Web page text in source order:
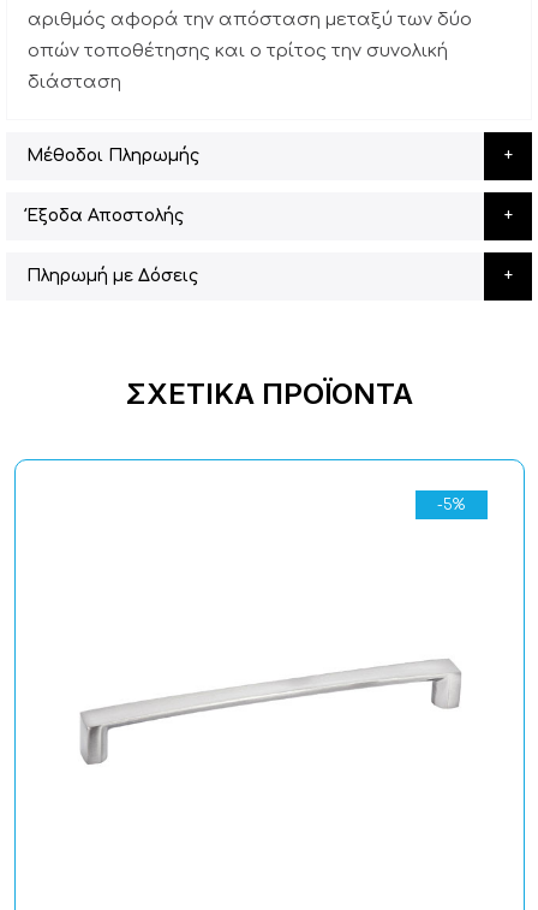
αριθμός αφορά την απόσταση μεταξύ των δύο
οπών τοποθέτησης και ο τρίτος την συνολική
διάσταση
Μέθοδοι Πληρωμής
Έξοδα Αποστολής
Πληρωμή με Δόσεις
ΣΧΕΤΙΚΆ ΠΡΟΪΌΝΤΑ
-5%